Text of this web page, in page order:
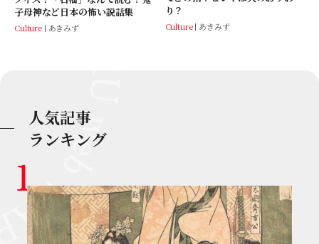
子母神など日本の怖い説話集
Culture あきみず
り？
Culture あきみず
人気記事
ランキング